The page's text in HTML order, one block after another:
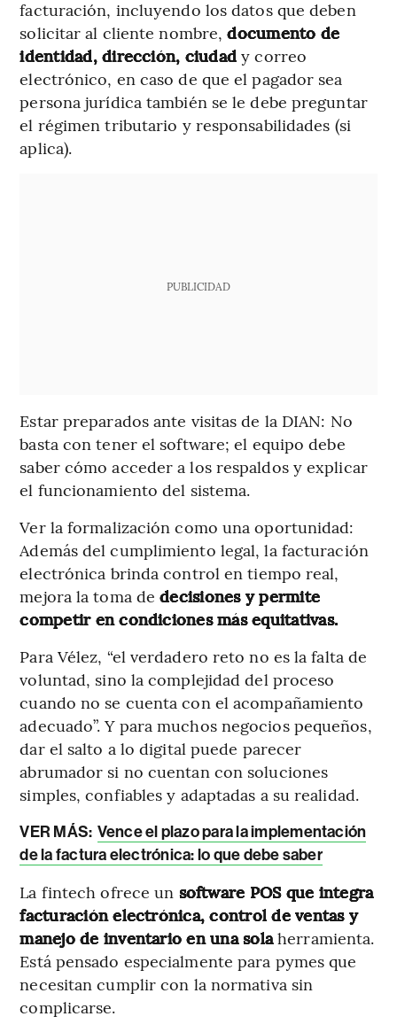
facturación, incluyendo los datos que deben
solicitar al cliente nombre, documento de
identidad, dirección, ciudad y correo
electrónico, en caso de que el pagador sea
persona jurídica también se le debe preguntar
el régimen tributario y responsabilidades (si
aplica).
PUBLICIDAD
Estar preparados ante visitas de la DIAN: No
basta con tener el software; el equipo debe
saber cómo acceder a los respaldos y explicar
el funcionamiento del sistema.
Ver la formalización como una oportunidad:
Además del cumplimiento legal, la facturación
electrónica brinda control en tiempo real,
mejora la toma dedecisiones y permite
competir en condiciones más equitativas.
Para Vélez, “el verdadero reto no es la falta de
voluntad, sino la complejidad del proceso
cuando no se cuenta con el acompañamiento
adecuado”. Y para muchos negocios pequeños,
dar el salto a lo digital puede parecer
abrumador si no cuentan con soluciones
simples, confiables y adaptadas a su realidad.
VER MÁS: Vence el plazo para la implementación
de la factura electrónica: lo que debe saber
La fintech ofrece un software POS que integra
facturación electrónica, control de ventas y
manejo de inventario en una solaherramienta.
Está pensado especialmente para pymes que
necesitan cumplir con la normativa sin
complicarse.